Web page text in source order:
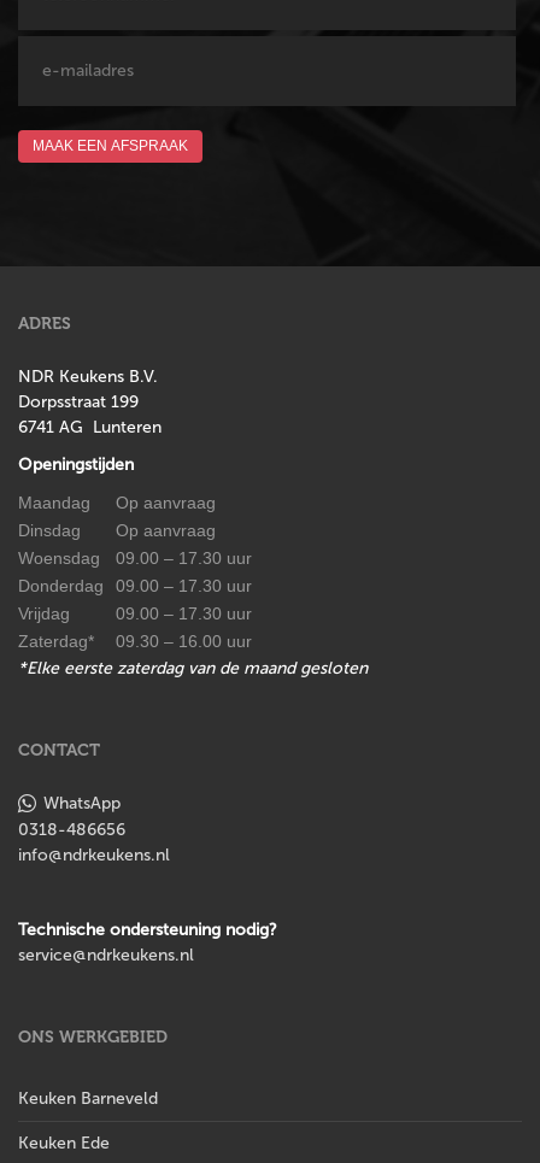
MAAK EEN AFSPRAAK
ADRES
NDR Keukens B.V.
Dorpsstraat 199
6741 AG Lunteren
Openingstijden
Maandag
Op aanvraag
Dinsdag
Op aanvraag
Woensdag
09.00 – 17.30 uur
Donderdag
09.00 – 17.30 uur
Vrijdag
09.00 – 17.30 uur
Zaterdag*
09.30 – 16.00 uur
*Elke eerste zaterdag van de maand gesloten
CONTACT
WhatsApp
0318-486656
info@ndrkeukens.nl
Technische ondersteuning nodig?
service@ndrkeukens.nl
ONS WERKGEBIED
Keuken Barneveld
Keuken Ede